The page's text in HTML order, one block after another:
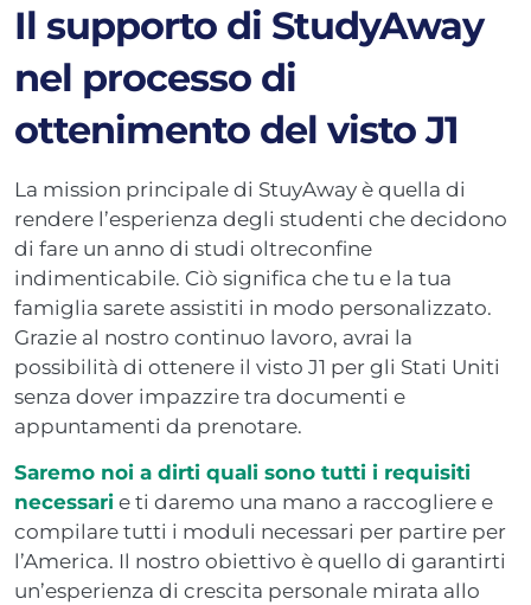
Il supporto di StudyAway
nel processo di
ottenimento del visto J1
La mission principale di StuyAway è quella di
rendere l’esperienza degli studenti che decidono
di fare un anno di studi oltreconfine
indimenticabile. Ciò significa che tu e la tua
famiglia sarete assistiti in modo personalizzato.
Grazie al nostro continuo lavoro, avrai la
possibilità di ottenere il visto J1 per gli Stati Uniti
senza dover impazzire tra documenti e
appuntamenti da prenotare.
Saremo noi a dirti quali sono tutti i requisiti
necessari e ti daremo una mano a raccogliere e
compilare tutti i moduli necessari per partire per
l’America. Il nostro obiettivo è quello di garantirti
un’esperienza di crescita personale mirata allo